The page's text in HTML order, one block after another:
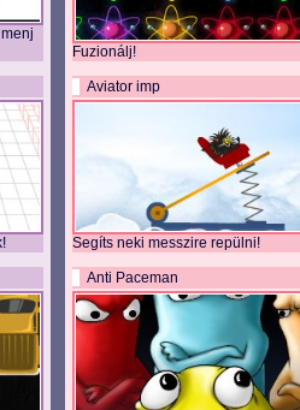
Fuzionálj!
Aviator imp
Segíts neki messzire repülni!
Anti Paceman